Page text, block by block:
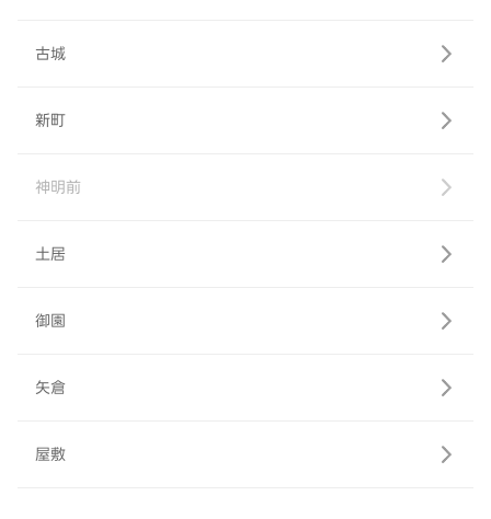
古城
新町
神明前
土居
御園
矢倉
屋敷